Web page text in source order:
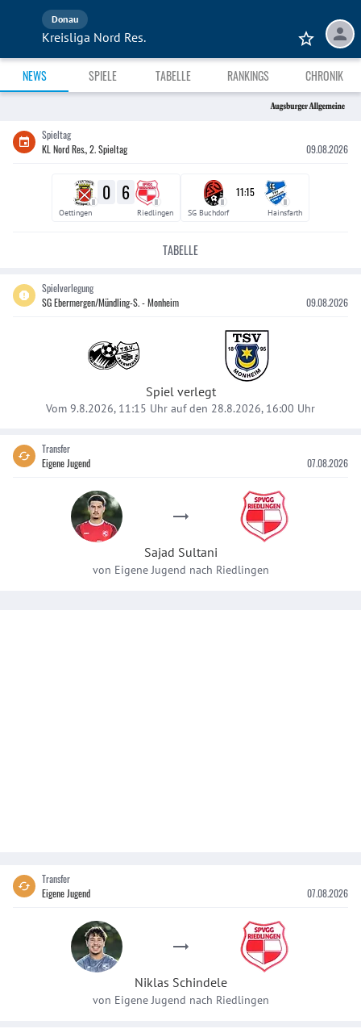
Donau
Kreisliga Nord Res.
NEWS SPIELE TABELLE RANKINGS CHRONIK
Spieltag
KL Nord Res., 2. Spieltag
09.08.2026
II 0 6 II
Oettingen Riedlingen
II
11:15
II
SG Buchdorf Hainsfarth
TABELLE
Spielverlegung
SG Ebermergen/Mündling-S. - Monheim
09.08.2026
Spiel verlegt
Vom 9.8.2026, 11:15 Uhr auf den 28.8.2026, 16:00 Uhr
Transfer
Eigene Jugend
07.08.2026
Sajad Sultani
von Eigene Jugend nach Riedlingen
Transfer
Eigene Jugend
07.08.2026
Niklas Schindele
von Eigene Jugend nach Riedlingen